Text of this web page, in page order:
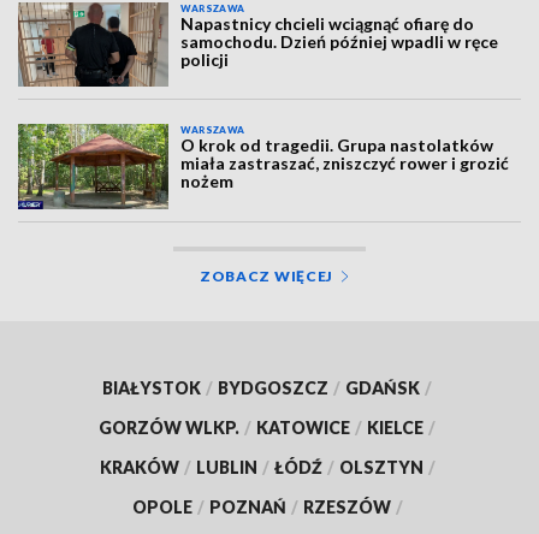
WARSZAWA
Napastnicy chcieli wciągnąć ofiarę do
samochodu. Dzień później wpadli w ręce
policji
WARSZAWA
O krok od tragedii. Grupa nastolatków
miała zastraszać, zniszczyć rower i grozić
nożem
ZOBACZ WIĘCEJ
BIAŁYSTOK / BYDGOSZCZ / GDAŃSK /
GORZÓW WLKP. / KATOWICE / KIELCE /
KRAKÓW / LUBLIN / ŁÓDŹ / OLSZTYN /
OPOLE / POZNAŃ / RZESZÓW /